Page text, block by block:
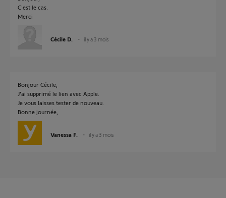
C'est le cas.
Merci
Cécile D. il y a 3 mois
Bonjour Cécile,
J'ai supprimé le lien avec Apple.
Je vous laisses tester de nouveau.
Bonne journée,
Vanessa F. il y a 3 mois